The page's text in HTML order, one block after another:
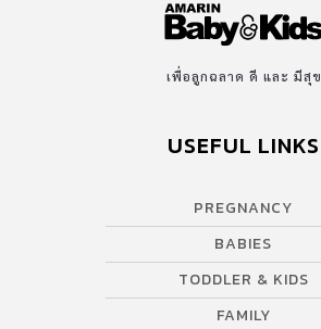
เพื่อลูกฉลาด ดี และ มีสุข
USEFUL LINKS
PREGNANCY
BABIES
TODDLER & KIDS
FAMILY